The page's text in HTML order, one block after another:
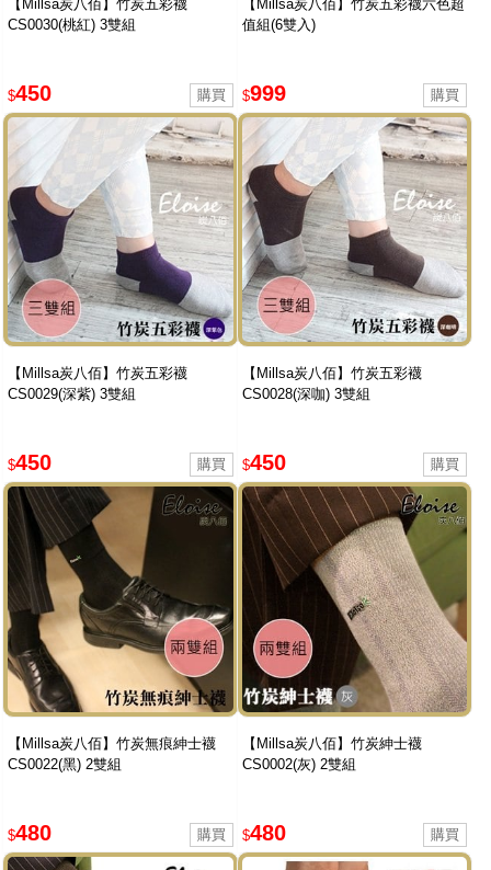
【Millsa炭八佰】竹炭五彩襪
CS0030(桃紅) 3雙組
$450
【Millsa炭八佰】竹炭五彩襪六色超
值組(6雙入)
$999
【Millsa炭八佰】竹炭五彩襪
CS0029(深紫) 3雙組
$450
【Millsa炭八佰】竹炭五彩襪
CS0028(深咖) 3雙組
$450
【Millsa炭八佰】竹炭無痕紳士襪
CS0022(黑) 2雙組
$480
【Millsa炭八佰】竹炭紳士襪
CS0002(灰) 2雙組
$480